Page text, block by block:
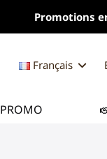
Promotions
Français
PROMO